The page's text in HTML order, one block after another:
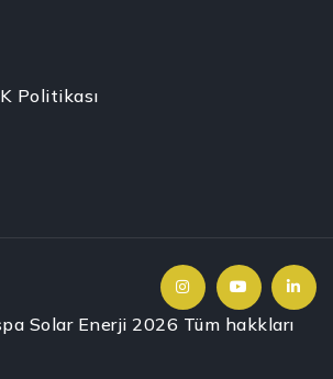
Politikası
Solar Enerji 2026 Tüm hakkları